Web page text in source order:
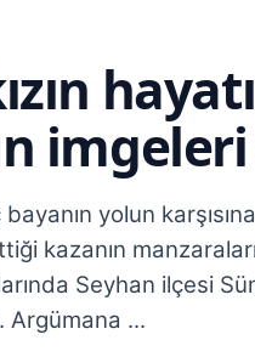
yolun
kazanın
Seyhan ilçesi
Argümana ...